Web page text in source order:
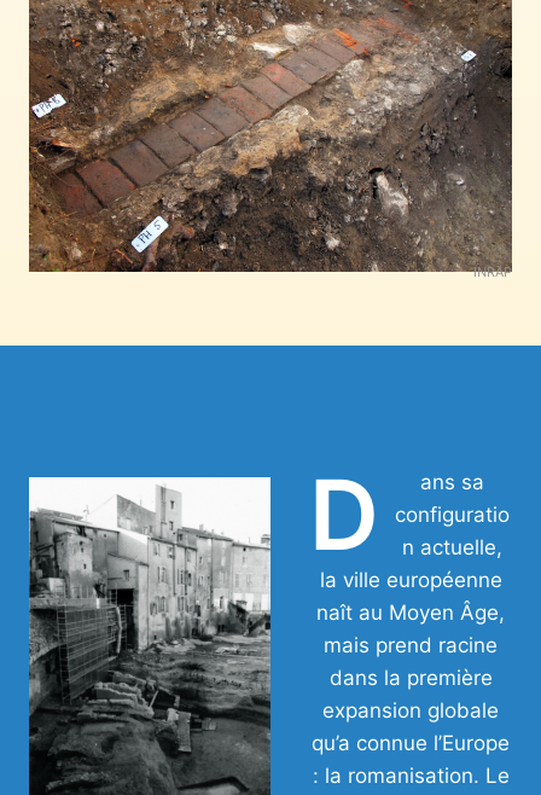
INRAP
D
ans sa
configuratio
n actuelle,
la ville européenne
naît au Moyen Âge,
mais prend racine
dans la première
expansion globale
qu’a connue l’Europe
: la romanisation. Le